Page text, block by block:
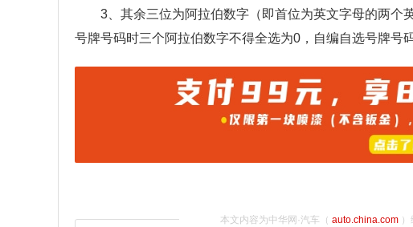
3、其余三位为阿拉伯数字（即首位为英文字母的两个
号牌号码时三个阿拉伯数字不得全选为0，自编自选号牌号
本文内容为中华网·汽车（ auto.china.com）